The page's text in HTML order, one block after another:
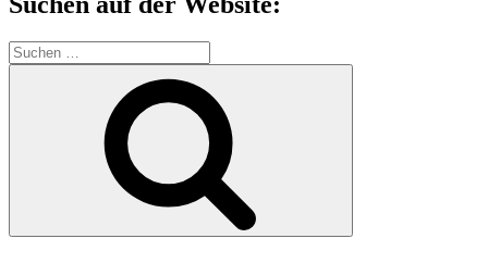
Suchen
nach: